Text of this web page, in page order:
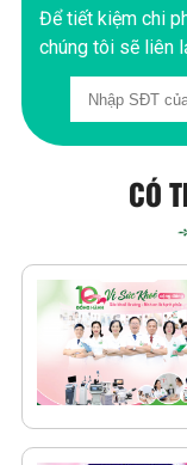
Để tiết kiệm chi
chúng tôi sẽ liên
CÓ